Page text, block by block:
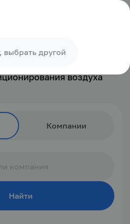
Внутренние
(отопления и
воздуха
Компании
Найти
выбрать другой